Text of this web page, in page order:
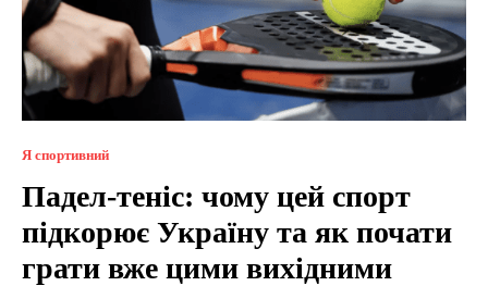
Я спортивний
Падел-теніс: чому цей спорт
підкорює Україну та як почати
грати вже цими вихідними